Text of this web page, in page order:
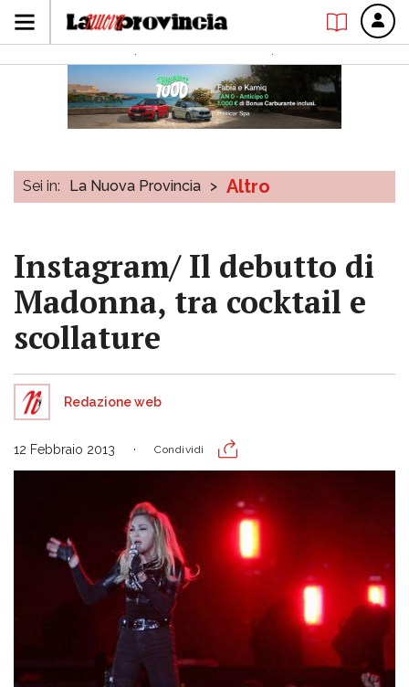
Sei in: La Nuova Provincia > Altro
Instagram/ Il debutto di
Madonna, tra cocktail e
scollature
Redazione web
12 Febbraio 2013 Condividi